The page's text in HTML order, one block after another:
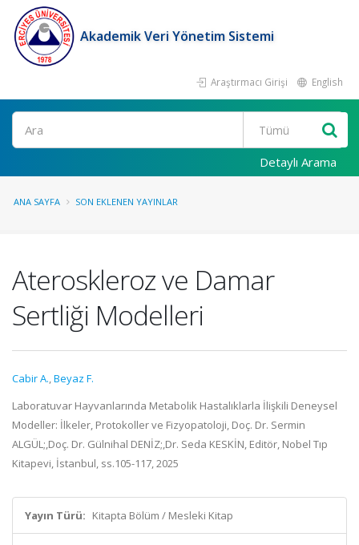
Akademik Veri Yönetim Sistemi
Araştırmacı Girişi English
Ara
Detaylı Arama
ANA SAYFA SON EKLENEN YAYINLAR
Ateroskleroz ve Damar
Sertliği Modelleri
Cabir A.,Beyaz F.
Laboratuvar Hayvanlarında Metabolik Hastalıklarla İlişkili Deneysel
Modeller: İlkeler, Protokoller ve Fizyopatoloji, Doç. Dr. Sermin
ALGÜL;,Doç. Dr. Gülnihal DENİZ;,Dr. Seda KESKİN, Editör, Nobel Tıp
Kitapevi, İstanbul, ss.105-117, 2025
Yayın Türü: Kitapta Bölüm / Mesleki Kitap